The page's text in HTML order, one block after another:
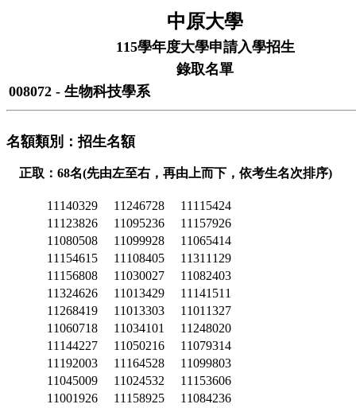
中原大學
115學年度大學申請入學招生
錄取名單
008072 - 生物科技學系
名額類別：招生名額
正取：68名(先由左至右，再由上而下，依考生名次排序)
11140329 11246728
11115424
11123826
11095236
11157926
11080508
11099928
11065414
11154615
11108405
11311129
11156808
11030027
11082403
11324626
11013429
11141511
11268419
11013303
11011327
11060718
11034101
11248020
11144227
11050216
11079314
11192003
11164528
11099803
11045009
11024532
11153606
11001926
11158925
11084236